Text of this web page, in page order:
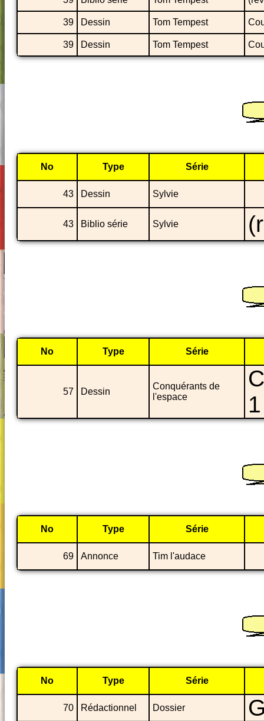
39 Dessin Tom Tempest
39 Dessin Tom Tempest
No Type Série
43 Dessin Sylvie
43 Biblio série Sylvie
No Type Série
57 Dessin
Conquérants de
l'espace
1
No Type Série
69 Annonce Tim l'audace
No Type Série
70 Rédactionnel Dossier